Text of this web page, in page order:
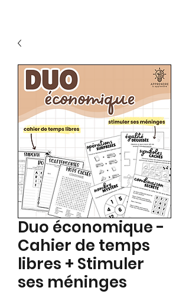
Duo économique -
Cahier de temps
libres + Stimuler
ses méninges